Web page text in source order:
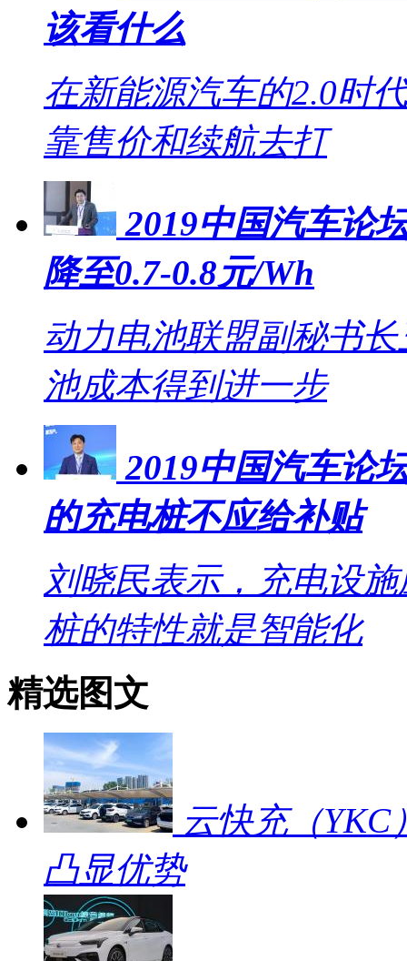
该看什么
在新能源汽车的2.0时
靠售价和续航去打
2019中国汽车论
降至0.7-0.8元/Wh
动力电池联盟副秘书
池成本得到进一步
2019中国汽车论
的充电桩不应给补贴
刘晓民表示，充电设
桩的特性就是智能化
精选图文
云快充（YKC
凸显优势